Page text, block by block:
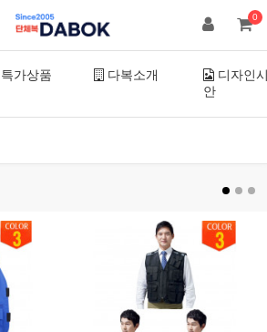
0
특가상품 다복소개
디자인
안